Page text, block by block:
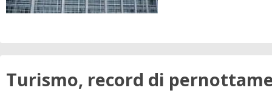
Turismo, record di